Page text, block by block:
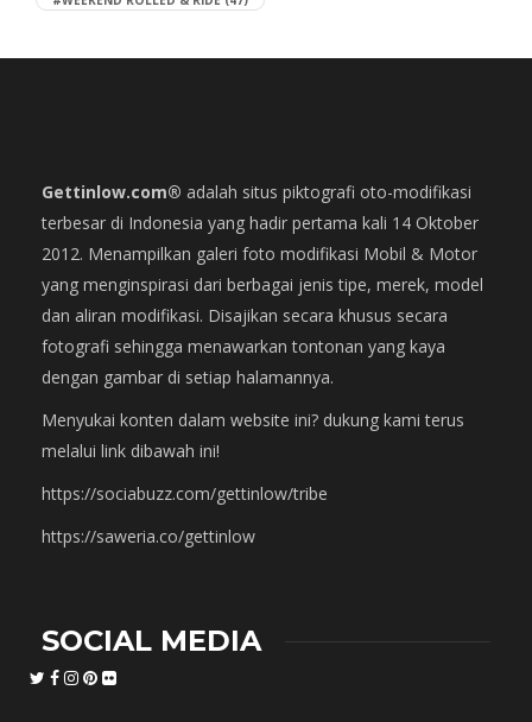
Gettinlow.com® adalah situs piktografi oto-modifikasi
terbesar di Indonesia yang hadir pertama kali 14 Oktober
2012. Menampilkan galeri foto modifikasi Mobil & Motor
yang menginspirasi dari berbagai jenis tipe, merek, model
dan aliran modifikasi. Disajikan secara khusus secara
fotografi sehingga menawarkan tontonan yang kaya
dengan gambar di setiap halamannya.
Menyukai konten dalam website ini? dukung kami terus
melalui link dibawah ini!
https://sociabuzz.com/gettinlow/tribe
https://saweria.co/gettinlow
SOCIAL MEDIA